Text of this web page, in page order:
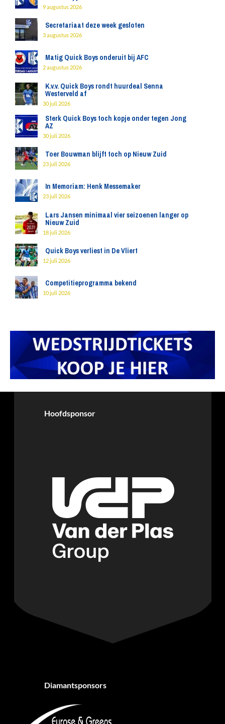
9 augustus 2026
Secretariaat deze week gesloten
3 augustus 2026
Matig Quick Boys onderuit bij AFC
2 augustus 2026
K.v.v. Quick Boys rondt huurdeal Senna
Westerveld af
30 juli 2026
Sterk Quick Boys toch kopje onder tegen Jong
AZ
30 juli 2026
Toer Bouwman blijft toch op Nieuw Zuid
23 juli 2026
In Memoriam: Henk Messemaker
23 juli 2026
Lars Jansen minimaal vier seizoenen langer op
Nieuw Zuid
18 juli 2026
Quick Boys verliest in De Vliert
12 juli 2026
Competitieprogramma bekend
10 juli 2026
Hoofdsponsor
Diamantsponsors